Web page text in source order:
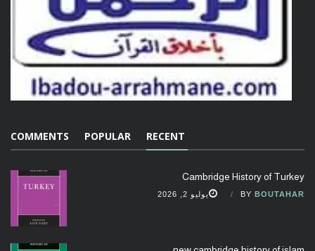
RECENT
POPULAR
COMMENTS
Cambridge History of Turkey
BY BOUTAHAR يوليو 2, 2026